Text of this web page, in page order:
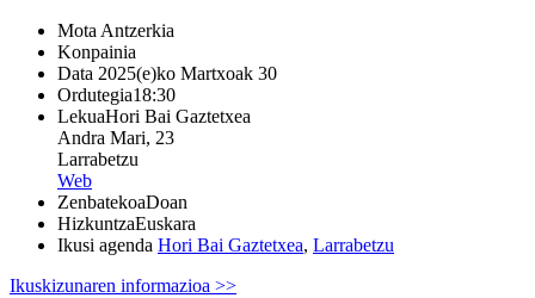
Mota Antzerkia
Konpainia
Data 2025(e)ko Martxoak 30
Ordutegia18:30
LekuaHori Bai Gaztetxea
Andra Mari, 23
Larrabetzu
Web
ZenbatekoaDoan
HizkuntzaEuskara
Ikusi agenda Hori Bai Gaztetxea, Larrabetzu
Ikuskizunaren informazioa >>